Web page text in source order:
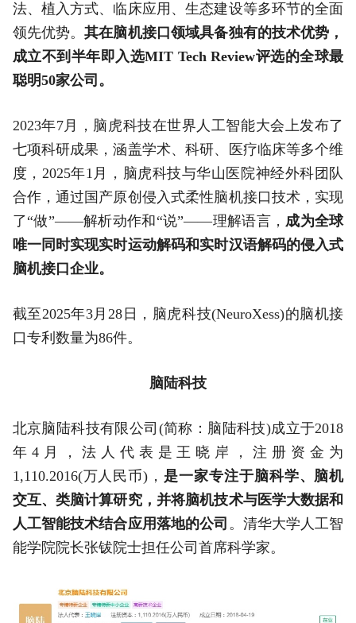
法、植入方式、临床应用、生态建设等多环节的全面
领先优势。其在脑机接口领域具备独有的技术优势，
成立不到半年即入选MIT Tech Review评选的全球最
聪明50家公司。
2023年7月，脑虎科技在世界人工智能大会上发布了
七项科研成果，涵盖学术、科研、医疗临床等多个维
度，2025年1月，脑虎科技与华山医院神经外科团队
合作，通过国产原创侵入式柔性脑机接口技术，实现
了“做”——解析动作和“说”——理解语言， 成为全球
唯一同时实现实时运动解码和实时汉语解码的侵入式
脑机接口企业。
截至2025年3月28日，脑虎科技(NeuroXess)的脑机接
口专利数量为86件。
脑陆科技
北京脑陆科技有限公司(简称：脑陆科技)成立于2018
年4月，法人代表是王晓岸，注册资金为
1,110.2016(万人民币)， 是一家专注于脑科学、脑机
交互、类脑计算研究，并将脑机技术与医学大数据和
人工智能技术结合应用落地的公司 。清华大学人工智
能学院院长张钹院士担任公司首席科学家。